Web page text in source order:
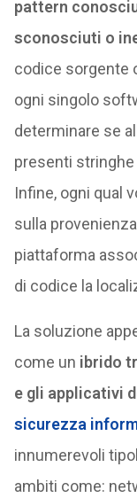
pattern
sconosciuti o
codice sorgente
ogni singolo
determinare se
presenti stringhe
Infine, ogni qual
sulla
piattaforma
di codice la
La soluzione
come un ibrido
e gli applicativi
sicurezza
innumerevoli
ambiti come: